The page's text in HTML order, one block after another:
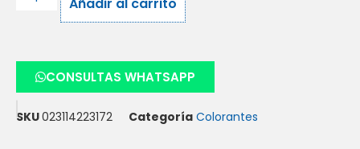
CONSULTAS WHATSAPP
SKU023114223172 Categoría Colorantes